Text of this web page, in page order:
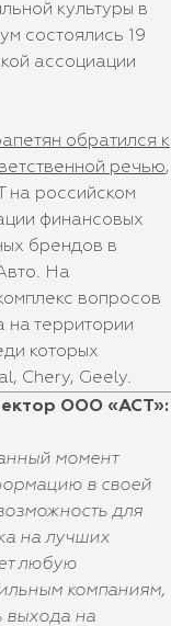
культуры в
состоялись 19
ассоциации
обратился к
речью,
на российском
финансовых
брендов в
На
вопросов
на территории
которых
Chery, Geely.
ООО «АСТ»:
момент
в своей
для
на лучших
любую
компаниям,
выхода на